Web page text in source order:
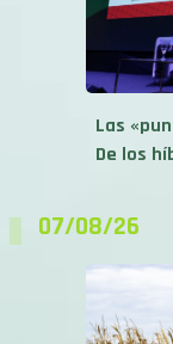
Las
De los
07/08/26